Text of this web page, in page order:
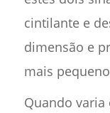
cintilante e
dimensão e
mais
Quando varia